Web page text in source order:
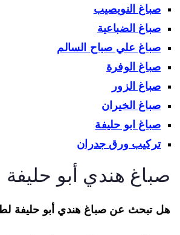
صباغ النويصيب
صباغ الضباعية
صباغ علي صباح السالم
صباغ الوفرة
صباغ الزور
صباغ الخيران
صباغ ابو حليفة
تركيب ورق جدران
هندي أبو حليفة
تبحث عن صباغ هندي أبو حليفة لطلاء